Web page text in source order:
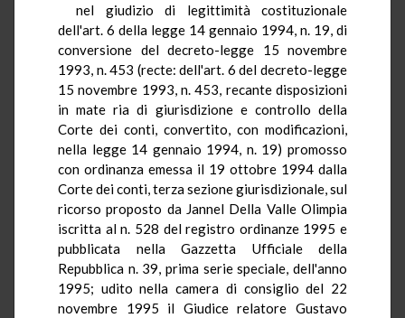
nel giudizio di legittimità costituzionale
dell'art. 6 della legge 14 gennaio 1994, n. 19, di
conversione del decreto-legge 15 novembre
1993, n. 453 (recte: dell'art. 6 del decreto-legge
15 novembre 1993, n. 453, recante disposizioni
in mate ria di giurisdizione e controllo della
Corte dei conti, convertito, con modificazioni,
nella legge 14 gennaio 1994, n. 19) promosso
con ordinanza emessa il 19 ottobre 1994 dalla
Corte dei conti, terza sezione giurisdizionale, sul
ricorso proposto da Jannel Della Valle Olimpia
iscritta al n. 528 del registro ordinanze 1995 e
pubblicata nella Gazzetta Ufficiale della
Repubblica n. 39, prima serie speciale, dell'anno
1995; udito nella camera di consiglio del 22
novembre 1995 il Giudice relatore Gustavo